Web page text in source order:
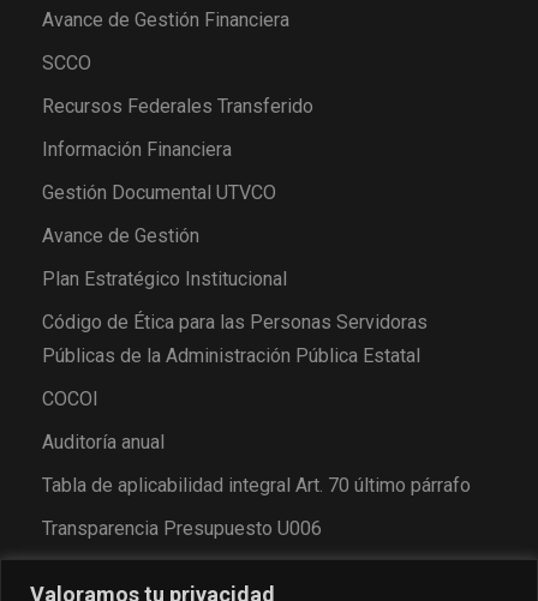
Valoramos tu privacidad
Avance de Gestión Financiera
SCCO
Recursos Federales Transferido
Información Financiera
Gestión Documental UTVCO
Avance de Gestión
Plan Estratégico Institucional
Código de Ética para las Personas Servidoras
Públicas de la Administración Pública Estatal
COCOI
Auditoría anual
Tabla de aplicabilidad integral Art. 70 último párrafo
Transparencia Presupuesto U006